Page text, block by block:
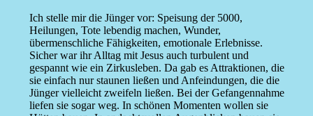
Ich stelle mir die Jünger vor: Speisung der 5000,
Heilungen, Tote lebendig machen, Wunder,
übermenschliche Fähigkeiten, emotionale Erlebnisse.
Sicher war ihr Alltag mit Jesus auch turbulent und
gespannt wie ein Zirkusleben. Da gab es Attraktionen, die
sie einfach nur staunen ließen und Anfeindungen, die die
Jünger vielleicht zweifeln ließen. Bei der Gefangennahme
liefen sie sogar weg. In schönen Momenten wollen sie